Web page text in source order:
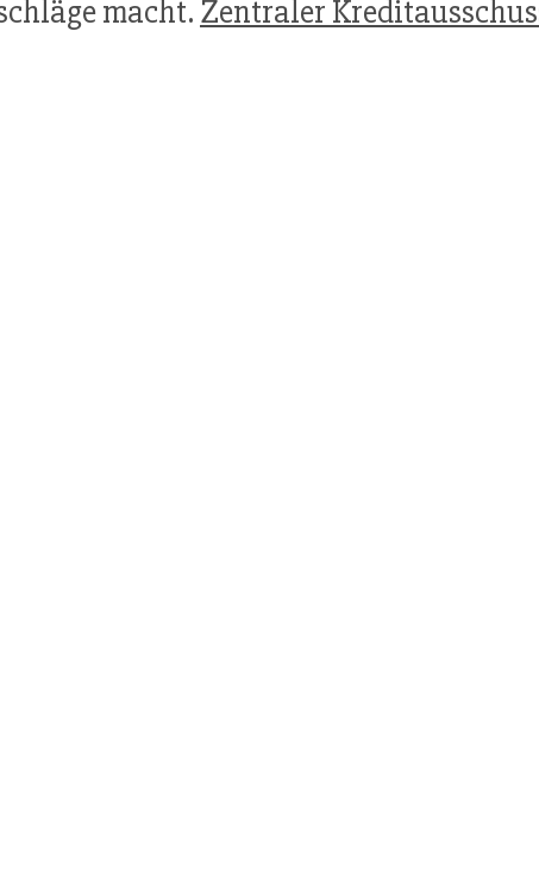
macht. Zentraler